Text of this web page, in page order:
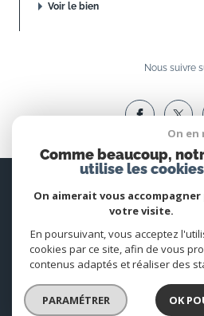
Voir le bien
Nous suivre
Espace
Se
© 2026 | Tous droits réservés |
Nos honoraires
Plan du site Mentions légales
On en
Comme beaucoup,
utilise les cookies
On aimerait vous
votre visite.
En poursuivant, vous acceptez
cookies par ce site, afin de vous
contenus adaptés et réaliser des
PARAMÉTRER OK